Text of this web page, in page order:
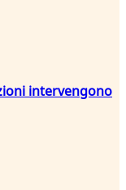
intervengono